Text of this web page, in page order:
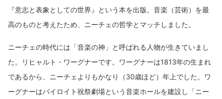
『意志と表象としての世界』という本を出版。音楽（芸術）を最
高のものと考えたため、ニーチェの哲学とマッチしました。
ニーチェの時代には「音楽の神」と呼ばれる人物が生きていまし
た。リヒャルト・ワーグナーです。ワーグナーは1813年の生まれ
であるから、ニーチェよりもかなり（30歳ほど）年上でした。ワ
ーグナーはバイロイト祝祭劇場という音楽ホールを建設し「ニー